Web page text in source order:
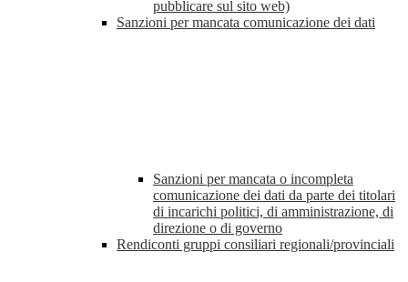
pubblicare sul sito web)
Sanzioni per mancata comunicazione dei dati
Sanzioni per mancata o incompleta
comunicazione dei dati da parte dei titolari
di incarichi politici, di amministrazione, di
direzione o di governo
Rendiconti gruppi consiliari regionali/provinciali